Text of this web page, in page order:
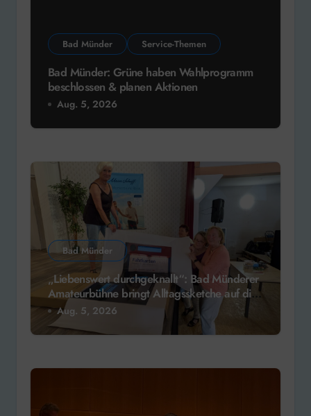
Bad Münder Service-Themen
Bad Münder: Grüne haben Wahlprogramm
beschlossen & planen Aktionen
Aug. 5, 2026
Bad Münder
„Liebenswert durchgeknallt“: Bad Münderer
Amateurbühne bringt Alltagssketche auf die
Bühne
Aug. 5, 2026